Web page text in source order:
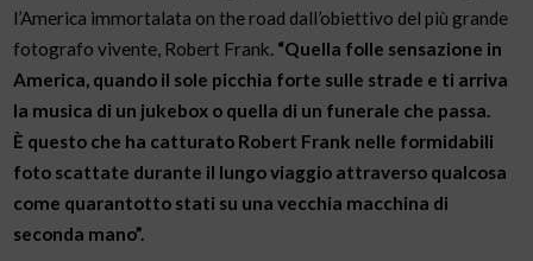
l’America immortalata on the road dall’obiettivo del più grande
fotografo vivente, Robert Frank. “Quella folle sensazione in
America, quando il sole picchia forte sulle strade e ti arriva
la musica di un jukebox o quella di un funerale che passa.
È questo che ha catturato Robert Frank nelle formidabili
foto scattate durante il lungo viaggio attraverso qualcosa
come quarantotto stati su una vecchia macchina di
seconda mano”.